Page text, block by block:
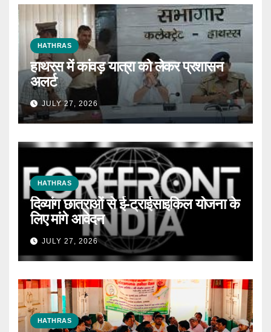
HATHRAS
हाथरस में कांवड़ यात्रा को लेकर प्रशासन
अलर्ट
JULY 27, 2026
HATHRAS
दिव्यांग छात्राओं से ई-ट्राईसाइकिल योजना के
लिए मांगे आवेदन
JULY 27, 2026
HATHRAS